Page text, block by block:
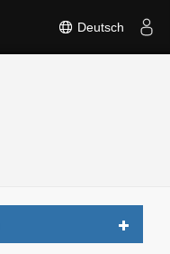
Deutsch
Toggle